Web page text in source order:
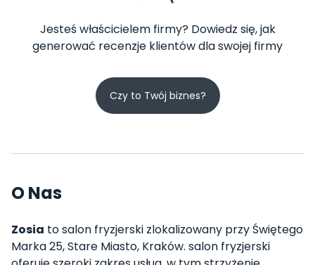
Jesteś właścicielem firmy? Dowiedz się, jak
generować recenzje klientów dla swojej firmy
Czy to Twój biznes?
O Nas
Zosia to salon fryzjerski zlokalizowany przy Świętego
Marka 25, Stare Miasto, Kraków. salon fryzjerski